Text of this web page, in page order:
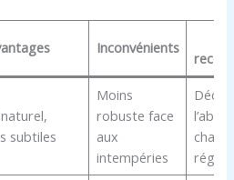
Inconvénients
subtiles
Moins
robuste face
aux
intempéries
l’abri